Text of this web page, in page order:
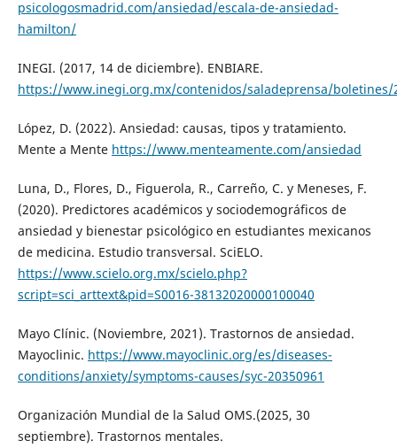
psicologosmadrid.com/ansiedad/escala-de-ansiedad-
hamilton/
INEGI. (2017, 14 de diciembre). ENBIARE.
https://www.inegi.org.mx/contenidos/saladeprensa/boletines/
López, D. (2022). Ansiedad: causas, tipos y tratamiento.
Mente a Mente https://www.menteamente.com/ansiedad
Luna, D., Flores, D., Figuerola, R., Carreño, C. y Meneses, F.
(2020). Predictores académicos y sociodemográficos de
ansiedad y bienestar psicológico en estudiantes mexicanos
de medicina. Estudio transversal. SciELO.
https://www.scielo.org.mx/scielo.php?
script=sci_arttext&pid=S0016-38132020000100040
Mayo Clínic. (Noviembre, 2021). Trastornos de ansiedad.
Mayoclinic. https://www.mayoclinic.org/es/diseases-
conditions/anxiety/symptoms-causes/syc-20350961
Organización Mundial de la Salud OMS.(2025, 30
septiembre). Trastornos mentales.